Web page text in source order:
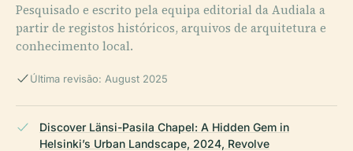
Pesquisado e escrito pela equipa editorial da Audiala a
partir de registos históricos, arquivos de arquitetura e
conhecimento local.
Última revisão: August 2025
Discover Länsi-Pasila Chapel: A Hidden Gem in
Helsinki’s Urban Landscape, 2024, Revolve